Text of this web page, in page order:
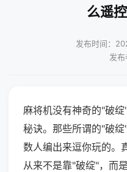
么遥
发布时间：
发
麻将机没有神奇的"破
秘诀。那些所谓的"破
数人编出来逗你玩的。
从来不是靠"破绽"，而